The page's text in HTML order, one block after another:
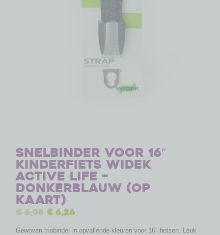
Snelbinder voor 16″
kinderfiets Widek
Active Life –
donkerblauw (op
kaart)
€6,95 €6,26
Gewoven triobinder in opvallende kleuren voor 16″ fietsen. Leuk